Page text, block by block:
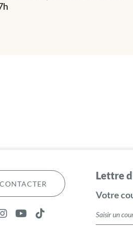
Lettre
Votre